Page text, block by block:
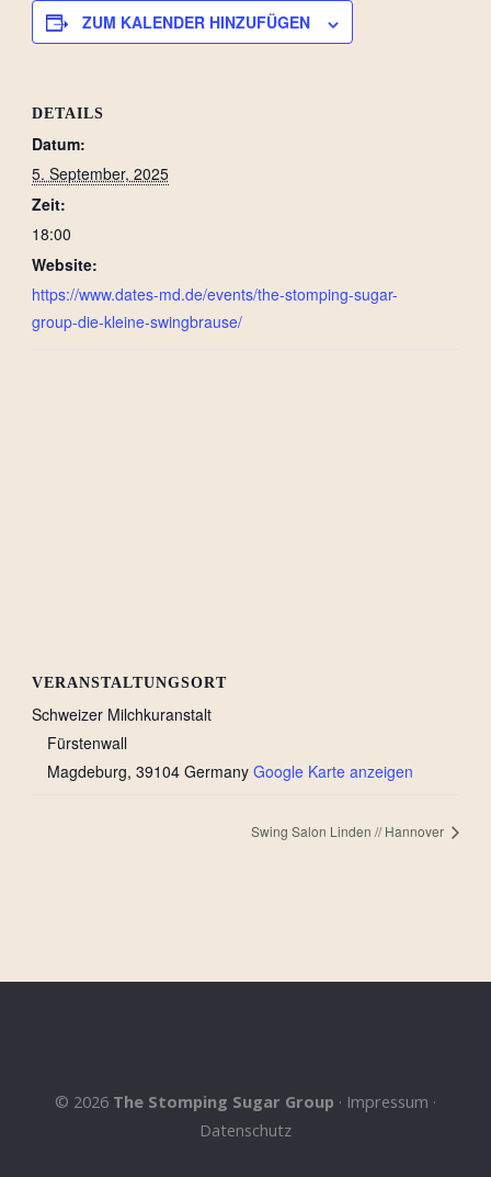
ZUM KALENDER HINZUFÜGEN
DETAILS
Datum:
5. September, 2025
Zeit:
18:00
Website:
https://www.dates-md.de/events/the-stomping-sugar-
group-die-kleine-swingbrause/
VERANSTALTUNGSORT
Schweizer Milchkuranstalt
Fürstenwall
Magdeburg, 39104 Germany Google Karte anzeigen
Swing Salon Linden // Hannover
© 2026 The Stomping Sugar Group · Impressum ·
Datenschutz